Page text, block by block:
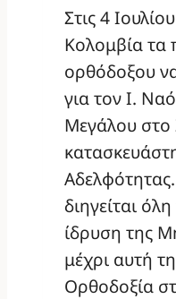
Στις 4
Κολομβία τα
ορθόδοξου
για τον Ι.
Μεγάλου στο
διηγείται
ίδρυση της
μέχρι αυτή
Ορθοδοξία